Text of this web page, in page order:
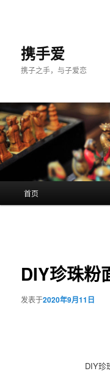
携手爱
携子之手，与子爱恋
首页
DIY珍珠粉
发表于2020年9月11日
DIY珍